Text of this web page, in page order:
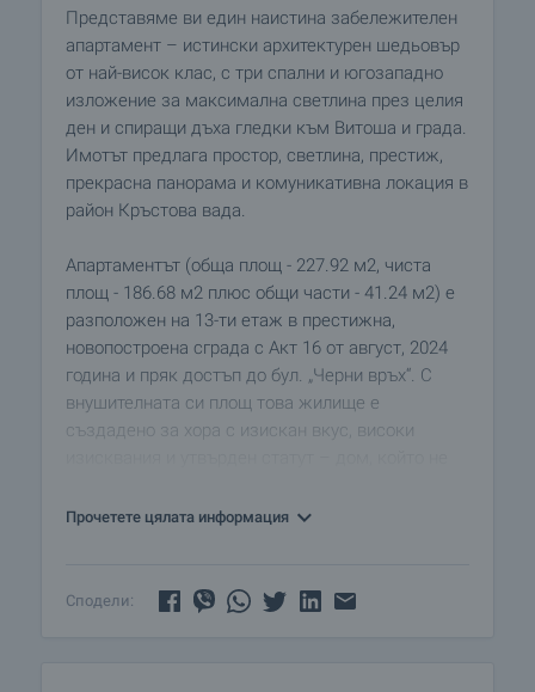
Представяме ви един наистина забележителен
апартамент – истински архитектурен шедьовър
от най-висок клас, с три спални и югозападно
изложение за максимална светлина през целия
ден и спиращи дъха гледки към Витоша и града.
Имотът предлага простор, светлина, престиж,
прекрасна панорама и комуникативна локация в
район Кръстова вада.
Апартаментът (обща площ - 227.92 м2, чиста
площ - 186.68 м2 плюс общи части - 41.24 м2) е
разположен на 13-ти етаж в престижна,
новопостроена сграда с Акт 16 от август, 2024
година и пряк достъп до бул. „Черни връх“. С
внушителната си площ това жилище е
създадено за хора с изискан вкус, високи
стил.
функционалност и елегантност, свнимателно
Прочетете цялата информация
Сподели: